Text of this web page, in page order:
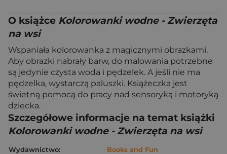
O książce Kolorowanki wodne - Zwierzęta
na wsi
Wspaniała kolorowanka z magicznymi obrazkami.
Aby obrazki nabrały barw, do malowania potrzebne
są jedynie czysta woda i pędzelek. A jeśli nie ma
pędzelka, wystarczą paluszki. Książeczka jest
świetną pomocą do pracy nad sensoryką i motoryką
dziecka.
Szczegółowe informacje na temat książki
Kolorowanki wodne - Zwierzęta na wsi
Wydawnictwo:
Books and Fun